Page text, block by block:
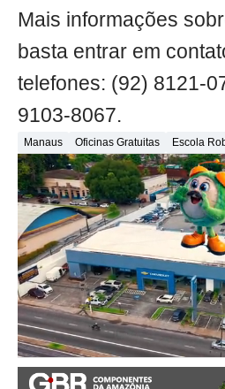
Mais informações
basta entrar em
telefones: (92) 8121-
9103-8067.
Manaus Oficinas Gratuitas Escola